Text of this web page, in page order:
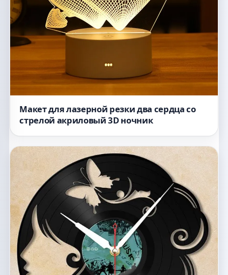
Макет для лазерной резки два сердца со
стрелой акриловый 3D ночник